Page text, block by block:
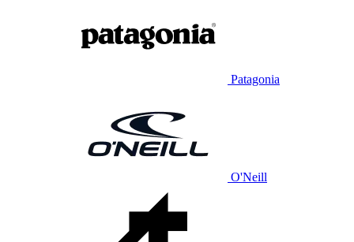
Patagonia
O'Neill